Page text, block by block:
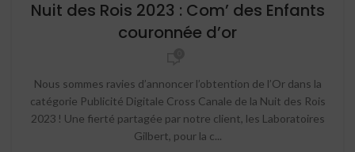
Nuit des Rois 2023 : Com’ des Enfants
couronnée d’or
Nous sommes ravies d’annoncer l’obtention de l’Or dans la
catégorie Publicité Digitale Cross Canale de la Nuit des Rois
2023 ! Une fierté partagée par notre client, les Laboratoires
Gilbert, pour la c...